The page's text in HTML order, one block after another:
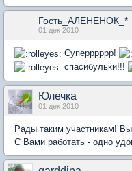
Гость_АЛЕНЕНОК_*
01 дек 2010
Cуперррррр!
спасибульки!!!
Юлечка
01 дек 2010
Рады таким участникам!
С Вами работать - одно